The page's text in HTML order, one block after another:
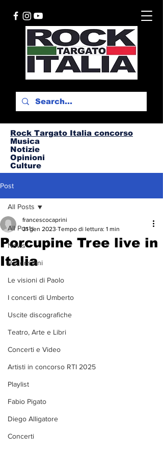
Rock Targato Italia concorso
Musica
Notizie
Opinioni
Culture
Post
All Posts
News
Recensioni
Le visioni di Paolo
I concerti di Umberto
Uscite discografiche
Teatro, Arte e Libri
Concerti e Video
Artisti in concorso RTI 2025
Playlist
Fabio Pigato
Diego Alligatore
Concerti
All Posts
Porcupine Tree live in
Italia
francescocaprini
31 gen 2023 Tempo di lettura: 1 min